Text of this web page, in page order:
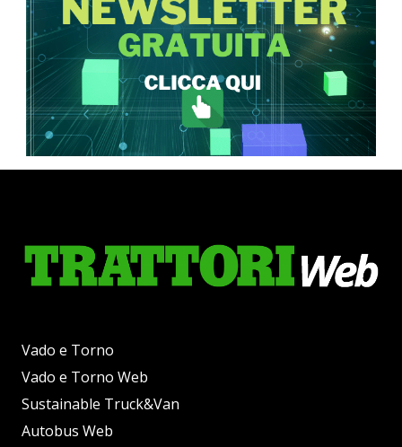
Vado e Torno
Vado e Torno Web
Sustainable Truck&Van
Autobus Web